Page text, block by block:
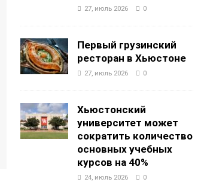
27, июль 2026 0
Первый грузинский
ресторан в Хьюстоне
27, июль 2026 0
Хьюстонский
университет может
сократить количество
основных учебных
курсов на 40%
24, июль 2026 0